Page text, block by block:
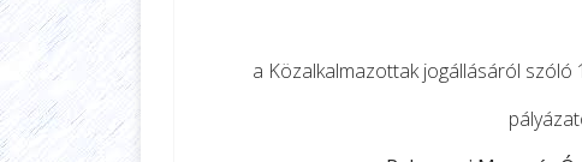
a Közalkalmazottak jogállásáról szóló